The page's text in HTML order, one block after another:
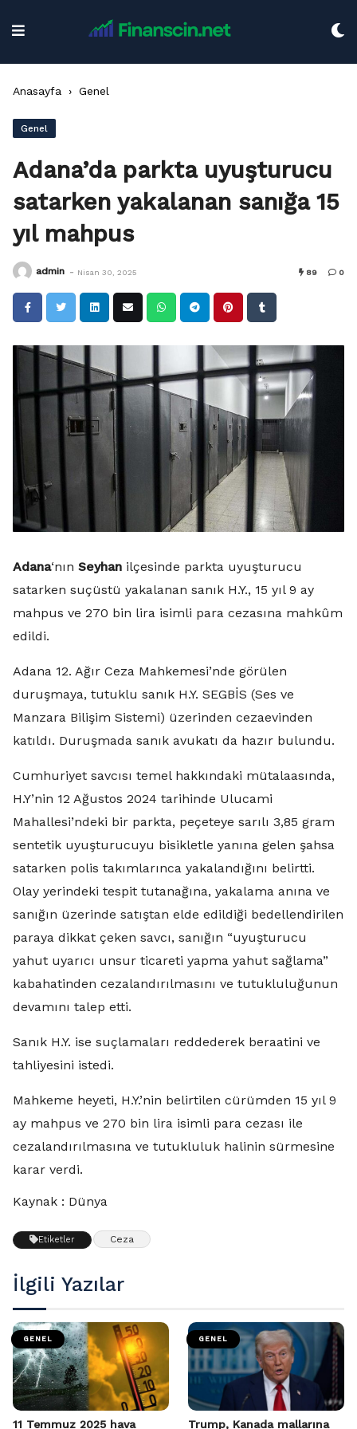
Anasayfa › Genel
Genel
Adana’da parkta uyuşturucu
satarken yakalanan sanığa 15
yıl mahpus
admin - Nisan 30, 2025 89 0
Adana‘nın Seyhan ilçesinde parkta uyuşturucu
satarken suçüstü yakalanan sanık H.Y., 15 yıl 9 ay
mahpus ve 270 bin lira isimli para cezasına mahkûm
edildi.
Adana 12. Ağır Ceza Mahkemesi’nde görülen
duruşmaya, tutuklu sanık H.Y. SEGBİS (Ses ve
Manzara Bilişim Sistemi) üzerinden cezaevinden
katıldı. Duruşmada sanık avukatı da hazır bulundu.
Cumhuriyet savcısı temel hakkındaki mütalaasında,
H.Y’nin 12 Ağustos 2024 tarihinde Ulucami
Mahallesi’ndeki bir parkta, peçeteye sarılı 3,85 gram
sentetik uyuşturucuyu bisikletle yanına gelen şahsa
satarken polis takımlarınca yakalandığını belirtti.
Olay yerindeki tespit tutanağına, yakalama anına ve
sanığın üzerinde satıştan elde edildiği bedellendirilen
paraya dikkat çeken savcı, sanığın “uyuşturucu
yahut uyarıcı unsur ticareti yapma yahut sağlama”
kabahatinden cezalandırılmasını ve tutukluluğunun
devamını talep etti.
Sanık H.Y. ise suçlamaları reddederek beraatini ve
tahliyesini istedi.
Mahkeme heyeti, H.Y.’nin belirtilen cürümden 15 yıl 9
ay mahpus ve 270 bin lira isimli para cezası ile
cezalandırılmasına ve tutukluluk halinin sürmesine
karar verdi.
Kaynak : Dünya
Etiketler Ceza
İlgili Yazılar
GENEL
11 Temmuz 2025 hava
GENEL
Trump, Kanada mallarına